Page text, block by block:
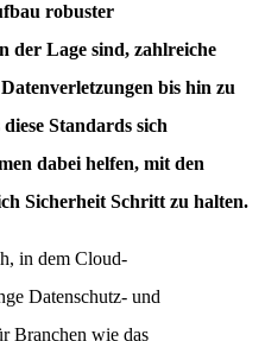
robuster
der Lage sind, zahlreiche
bis hin zu
Standards sich
dabei helfen, mit den
Sicherheit Schritt zu halten.
in dem Cloud-
Datenschutz- und
Branchen wie das